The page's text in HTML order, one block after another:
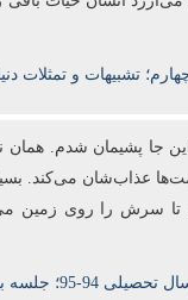
تشبیهات و تمثلات
جا پشیمان شدم. همان
نعمت‌ها عذاب‌شان می‌کند.
تا سرش را روی زمین
94-95 ؛ جلسه